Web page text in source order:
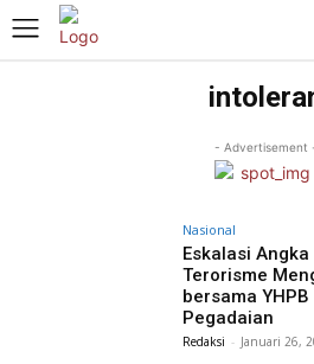
- Advertisement
Nasional
Eskalasi
Terorisme
bersama
Pegadaian
Redaksi - Januari 26,